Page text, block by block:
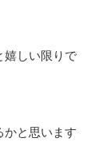
嬉しい限りで
かと思います